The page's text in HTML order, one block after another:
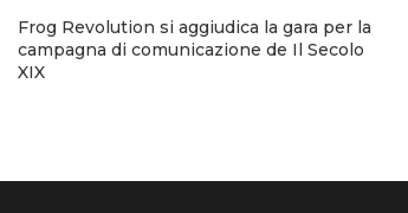
Frog Revolution si aggiudica la gara per la
campagna di comunicazione de Il Secolo
XIX